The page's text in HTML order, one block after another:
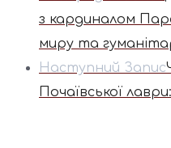
з кардиналом
миру та
Наступний Запис
Почаївської